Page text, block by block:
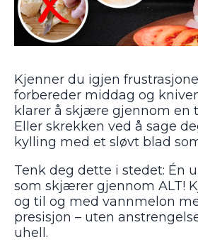
Kjenner du igjen
forbereder middag og
klarer å skjære gjennom en
Eller skrekken ved å sage
kylling med et sløvt blad
Tenk deg dette i stedet: Én
som skjærer gjennom ALT!
og til og med vannmelon
presisjon – uten
uhell.